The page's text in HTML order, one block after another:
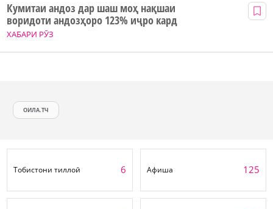
ХАБАРИ РӮЗ
Кумитаи андоз дар шаш моҳ нақшаи
воридоти андозҳоро 123% иҷро кард
ОИЛА.ТЧ
Тобистони тиллоӣ 6 Афиша 125